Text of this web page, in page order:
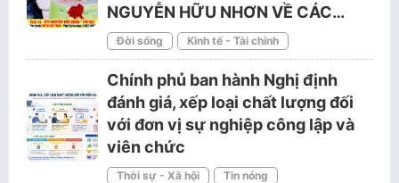
NGUYỄN HỮU NHƠN VỀ CÁC…
Đời sống Kinh tế - Tài chính
Chính phủ ban hành Nghị định
đánh giá, xếp loại chất lượng đối
với đơn vị sự nghiệp công lập và
viên chức
Thời sự - Xã hội Tin nóng